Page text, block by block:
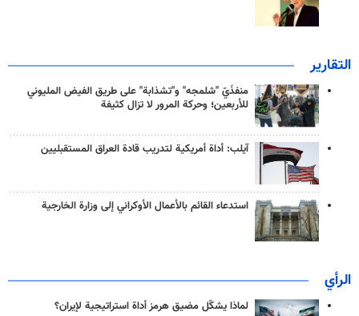
التقارير
منفذَيّ "شلمجه" و"تشذابة" على طريق الفيض المليوني
للأربعين؛ وحركة المرور لا تزال كثيفة
آيلب: أداة أمريكية لتدريب قادة العراق المستقبليين
استدعاء القائم بالأعمال الأوكراني إلى وزارة الخارجية
الرأي
لماذا يشكّل مضيق هرمز أداة استراتيجية لإيران؟